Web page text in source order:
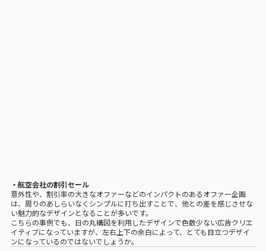
・航空会社の割引セール
意外性や、割引率の大きなオファーなどのインパクトのあるオファー企画
は、周りのあしらいなくシンプルに打ち出すことで、他との差を感じさせな
い魅力的なデザインとなることが多いです。
こちらの事例でも、日の丸構図を利用したデザインで色数少ない広告クリエ
イティブになっていますが、左右上下の余白によって、とても目立つデザイ
ンになっているのではないでしょうか。